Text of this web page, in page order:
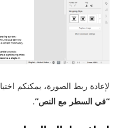
لإعادة ربط الصورة، يمكنكم
“في السطر مع النص”.